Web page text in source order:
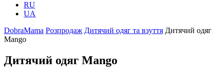
RU
UA
DobraMama Розпродаж Дитячий одяг та взуття Дитячий одяг
Mango
Дитячий одяг Mango